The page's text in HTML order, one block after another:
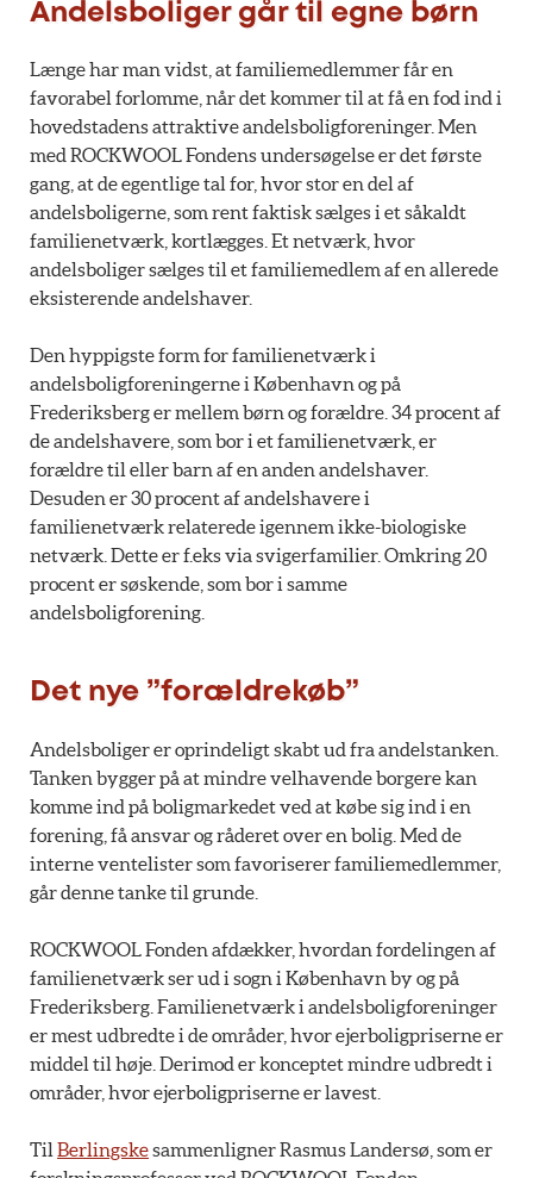
Andelsboliger går til egne børn
Længe har man vidst, at familiemedlemmer får en
favorabel forlomme, når det kommer til at få en fod ind i
hovedstadens attraktive andelsboligforeninger. Men
med ROCKWOOL Fondens undersøgelse er det første
gang, at de egentlige tal for, hvor stor en del af
andelsboligerne, som rent faktisk sælges i et såkaldt
familienetværk, kortlægges. Et netværk, hvor
andelsboliger sælges til et familiemedlem af en allerede
eksisterende andelshaver.
Den hyppigste form for familienetværk i
andelsboligforeningerne i København og på
Frederiksberg er mellem børn og forældre. 34 procent af
de andelshavere, som bor i et familienetværk, er
forældre til eller barn af en anden andelshaver.
Desuden er 30 procent af andelshavere i
familienetværk relaterede igennem ikke-biologiske
netværk. Dette er f.eks via svigerfamilier. Omkring 20
procent er søskende, som bor i samme
andelsboligforening.
Det nye ”forældrekøb”
Andelsboliger er oprindeligt skabt ud fra andelstanken.
Tanken bygger på at mindre velhavende borgere kan
komme ind på boligmarkedet ved at købe sig ind i en
forening, få ansvar og råderet over en bolig. Med de
interne ventelister som favoriserer familiemedlemmer,
går denne tanke til grunde.
ROCKWOOL Fonden afdækker, hvordan fordelingen af
familienetværk ser ud i sogn i København by og på
Frederiksberg. Familienetværk i andelsboligforeninger
er mest udbredte i de områder, hvor ejerboligpriserne er
middel til høje. Derimod er konceptet mindre udbredt i
områder, hvor ejerboligpriserne er lavest.
Til Berlingskesammenligner Rasmus Landersø, som er